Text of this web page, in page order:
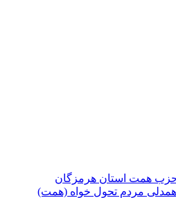
همت استان هرمزگان
مردم تحول خواه (همت)